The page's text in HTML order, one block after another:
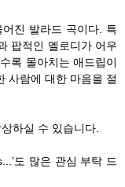
진 발라드 곡이다. 특
팝적인 멜로디가 어우
록 몰아치는 애드립이
사람에 대한 마음을 절
하실 수 있습니다.
도 많은 관심 부탁 드